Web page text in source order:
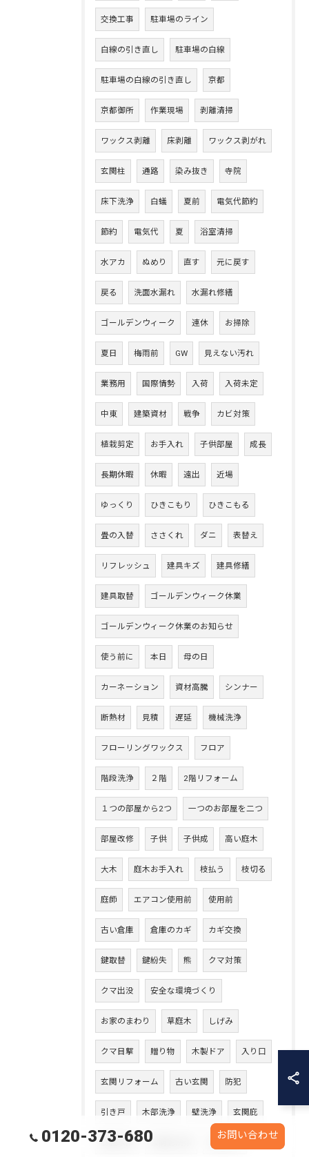
交換工事 駐車場のライン
白線の引き直し 駐車場の白線
駐車場の白線の引き直し 京都
京都御所 作業現場 剥離清掃
ワックス剥離 床剥離 ワックス剥がれ
玄関柱 通路 染み抜き 寺院
床下洗浄 白蟻 夏前 電気代節約
節約 電気代 夏 浴室清掃
水アカ ぬめり 直す 元に戻す
戻る 洗面水漏れ 水漏れ修繕
ゴールデンウィーク 連休 お掃除
夏日 梅雨前 GW 見えない汚れ
業務用 国際情勢 入荷 入荷未定
中東 建築資材 戦争 カビ対策
植栽剪定 お手入れ 子供部屋 成長
長期休暇 休暇 遠出 近場
ゆっくり ひきこもり ひきこもる
畳の入替 ささくれ ダニ 表替え
リフレッシュ 建具キズ 建具修繕
建具取替 ゴールデンウィーク休業
ゴールデンウィーク休業のお知らせ
使う前に 本日 母の日
カーネーション 資材高騰 シンナー
断熱材 見積 遅延 機械洗浄
フローリングワックス フロア
階段洗浄 ２階 2階リフォーム
１つの部屋から2つ 一つのお部屋を二つ
部屋改修 子供 子供成 高い庭木
大木 庭木お手入れ 枝払う 枝切る
庭師 エアコン使用前 使用前
古い倉庫 倉庫のカギ カギ交換
鍵取替 鍵紛失 熊 クマ対策
クマ出没 安全な環境づくり
お家のまわり 草庭木 しげみ
クマ目撃 贈り物 木製ドア 入り口
玄関リフォーム 古い玄関 防犯
引き戸 木部洗浄 壁洗浄 玄関庇
庇裏木部 玄関庇洗浄 木部洗い
0120-373-680 お問い合わせ